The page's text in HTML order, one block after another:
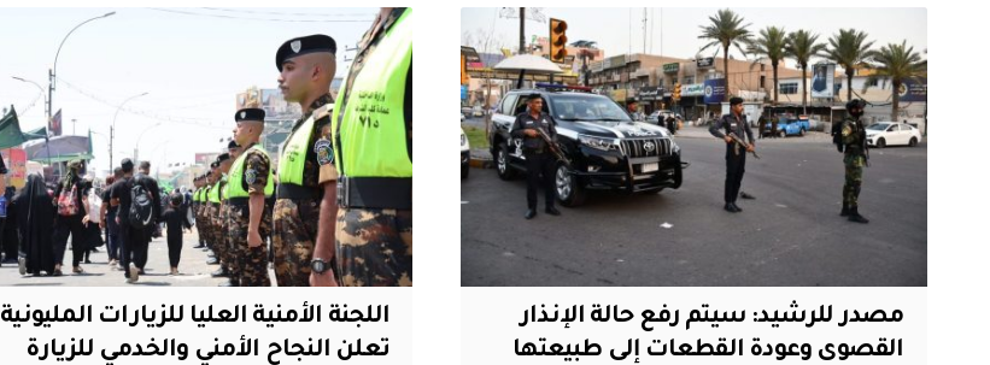
مصدر للرشيد: سيتم رفع حالة الإنذار
القصوى وعودة القطعات إلى طبيعتها
اللجنة الأمنية العليا للزيارات المليونية
تعلن النجاح الأمني والخدمي للزيارة